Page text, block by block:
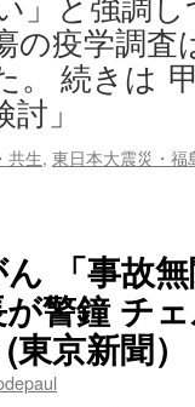
の疫学調
。 続きは
」
共生, 東日本大震災・福
「事故
警鐘 チ
京新聞）